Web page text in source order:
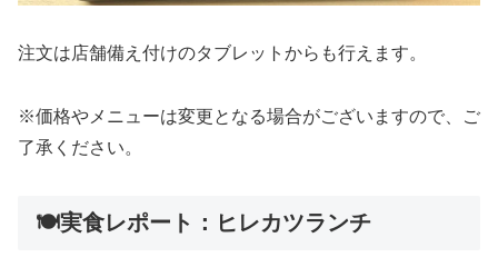
注文は店舗備え付けのタブレットからも行えます。
※価格やメニューは変更となる場合がございますので、ご
了承ください。
🍽️実食レポート：ヒレカツランチ